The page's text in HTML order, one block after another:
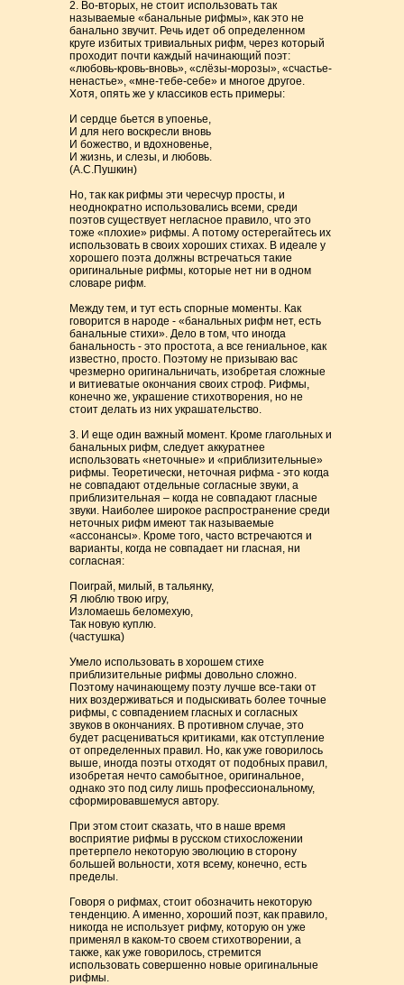
2. Во-вторых, не стоит использовать так
называемые «банальные рифмы», как это не
банально звучит. Речь идет об определенном
круге избитых тривиальных рифм, через который
проходит почти каждый начинающий поэт:
«любовь-кровь-вновь», «слёзы-морозы», «счастье-
ненастье», «мне-тебе-себе» и многое другое.
Хотя, опять же у классиков есть примеры:
И сердце бьется в упоенье,
И для него воскресли вновь
И божество, и вдохновенье,
И жизнь, и слезы, и любовь.
(А.С.Пушкин)
Но, так как рифмы эти чересчур просты, и
неоднократно использовались всеми, среди
поэтов существует негласное правило, что это
тоже «плохие» рифмы. А потому остерегайтесь их
использовать в своих хороших стихах. В идеале у
хорошего поэта должны встречаться такие
оригинальные рифмы, которые нет ни в одном
словаре рифм.
Между тем, и тут есть спорные моменты. Как
говорится в народе - «банальных рифм нет, есть
банальные стихи». Дело в том, что иногда
банальность - это простота, а все гениальное, как
известно, просто. Поэтому не призываю вас
чрезмерно оригинальничать, изобретая сложные
и витиеватые окончания своих строф. Рифмы,
конечно же, украшение стихотворения, но не
стоит делать из них украшательство.
3. И еще один важный момент. Кроме глагольных и
банальных рифм, следует аккуратнее
использовать «неточные» и «приблизительные»
рифмы. Теоретически, неточная рифма - это когда
не совпадают отдельные согласные звуки, а
приблизительная – когда не совпадают гласные
звуки. Наиболее широкое распространение среди
неточных рифм имеют так называемые
«ассонансы». Кроме того, часто встречаются и
варианты, когда не совпадает ни гласная, ни
согласная:
Поиграй, милый, в тальянку,
Я люблю твою игру,
Изломаешь беломехую,
Так новую куплю.
(частушка)
Умело использовать в хорошем стихе
приблизительные рифмы довольно сложно.
Поэтому начинающему поэту лучше все-таки от
них воздерживаться и подыскивать более точные
рифмы, с совпадением гласных и согласных
звуков в окончаниях. В противном случае, это
будет расцениваться критиками, как отступление
от определенных правил. Но, как уже говорилось
выше, иногда поэты отходят от подобных правил,
изобретая нечто самобытное, оригинальное,
однако это под силу лишь профессиональному,
сформировавшемуся автору.
При этом стоит сказать, что в наше время
восприятие рифмы в русском стихосложении
претерпело некоторую эволюцию в сторону
большей вольности, хотя всему, конечно, есть
пределы.
Говоря о рифмах, стоит обозначить некоторую
тенденцию. А именно, хороший поэт, как правило,
никогда не использует рифму, которую он уже
применял в каком-то своем стихотворении, а
также, как уже говорилось, стремится
использовать совершенно новые оригинальные
рифмы.